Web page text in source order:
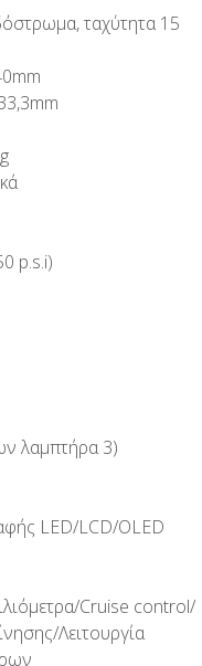
ταχύτητα 15
p.s.i)
λαμπτήρα 3)
LED/LCD/OLED
Cruise control/
Λειτουργία